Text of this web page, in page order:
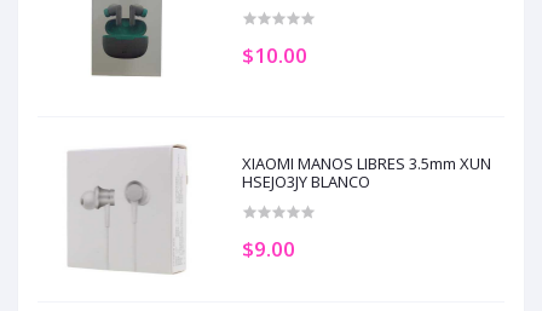
$10.00
XIAOMI MANOS LIBRES 3.5mm XUN
HSEJO3JY BLANCO
$9.00